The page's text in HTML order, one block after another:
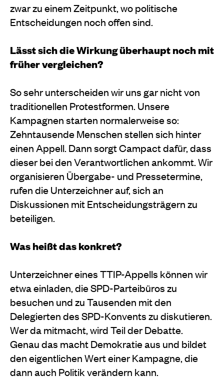
zwar zu einem Zeitpunkt, wo politische
Entscheidungen noch offen sind.
Lässt sich die Wirkung überhaupt noch mit
früher vergleichen?
So sehr unterscheiden wir uns gar nicht von
traditionellen Protestformen. Unsere
Kampagnen starten normalerweise so:
Zehntausende Menschen stellen sich hinter
einen Appell. Dann sorgt Campact dafür, dass
dieser bei den Verantwortlichen ankommt. Wir
organisieren Übergabe- und Pressetermine,
rufen die Unterzeichner auf, sich an
Diskussionen mit Entscheidungsträgern zu
beteiligen.
Was heißt das konkret?
Unterzeichner eines TTIP-Appells können wir
etwa einladen, die SPD-Parteibüros zu
besuchen und zu Tausenden mit den
Delegierten des SPD-Konvents zu diskutieren.
Wer da mitmacht, wird Teil der Debatte.
Genau das macht Demokratie aus und bildet
den eigentlichen Wert einer Kampagne, die
dann auch Politik verändern kann.